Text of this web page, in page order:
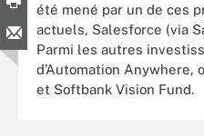
été mené par un de ces
actuels, Salesforce (via
Parmi les autres
d’Automation Anywhere,
et Softbank Vision Fund.